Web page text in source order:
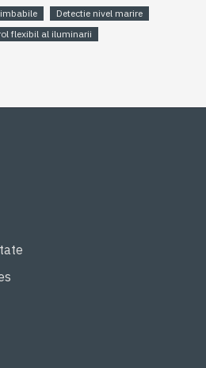
Detectie nivel marire
flexibil al iluminarii